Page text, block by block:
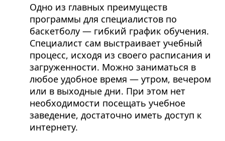
Одно из главных преимуществ
программы для специалистов по
баскетболу — гибкий график обучения.
Специалист сам выстраивает учебный
процесс, исходя из своего расписания и
загруженности. Можно заниматься в
любое удобное время — утром, вечером
или в выходные дни. При этом нет
необходимости посещать учебное
заведение, достаточно иметь доступ к
интернету.